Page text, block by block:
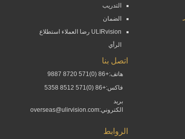
التدريب
الضمان
ULIRvision رضا العملاء استطلاع
الرأي
اتصل بنا
هاتف:+86 (0)571 8720 9887
فاكس:+86 (0)571 8512 5358
بريد
الكتروني:overseas@ulirvision.com
الروابط